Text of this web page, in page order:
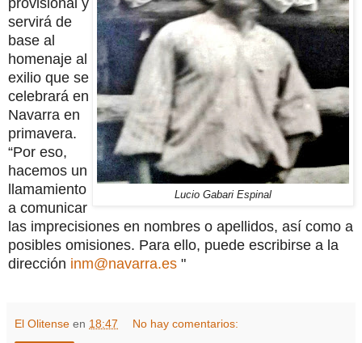
Lucio Gabari Espinal
provisional y
servirá de
base al
homenaje al
exilio que se
celebrará en
Navarra en
primavera.
“Por eso,
hacemos un
llamamiento
a comunicar
las imprecisiones en nombres o apellidos, así como a
posibles omisiones. Para ello, puede escribirse a la
dirección inm@navarra.es "
El Olitense en 18:47 No hay comentarios: